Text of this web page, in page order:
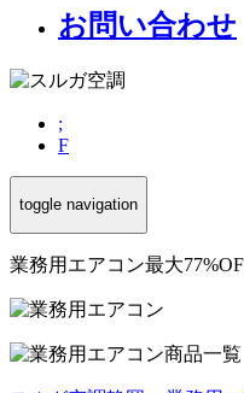
お問い合わせ
;
F
toggle navigation
業務用エアコン最大